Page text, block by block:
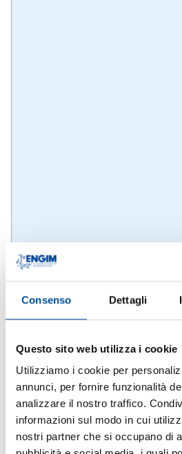
Consenso Dettagli
Questo sito web utilizza i cookie
Utilizziamo i cookie per
annunci, per fornire funzionalità
analizzare il nostro traffico.
informazioni sul modo in cui
nostri partner che si occupano di